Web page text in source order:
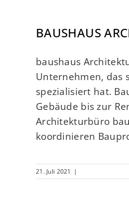
BAUSHAUS
baushaus
Unternehmen, das
spezialisiert hat.
Gebäude bis zur
Architekturbüro
koordinieren
21. Juli 2021 |